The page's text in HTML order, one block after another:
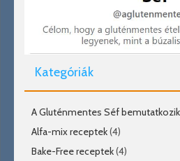
Kategóriák
A Gluténmentes Séf
Alfa-mix receptek(4)
Bake-Free receptek(4)